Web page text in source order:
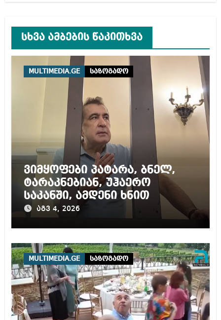
სხვა ამბების წაკითხვა
MULTIMEDIA.GE საზოგადო
ვიმყოფები პატარა, ბნელ,
ტარაკნებიან, უჰაერო
საკანში, ამდენი ხნით
სამარტოო საკანში
მოთავსება, საერთაშორისო
წამებას და არაადამიანურ
მოპყრობას – სააკაშვილი
აგვ 4, 2026
MULTIMEDIA.GE საზოგადო